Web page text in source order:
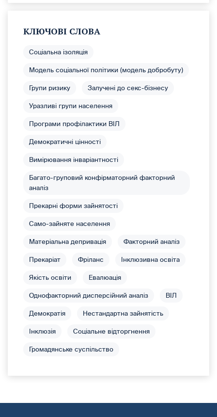
КЛЮЧОВІ СЛОВА
Соціальна ізоляція
Модель соціальної політики (модель добробуту)
Групи ризику Залучені до секс-бізнесу
Уразливі групи населення
Програми профілактики ВІЛ
Демократичні цінності
Вимірювання інваріантності
Багато-груповий конфірматорний факторний
аналіз
Прекарні форми зайнятості
Само-зайняте населення
Матеріальна депривація Факторний аналіз
Прекаріат Фріланс Інклюзивна освіта
Якість освіти Евалюація
Однофакторний дисперсійний аналіз ВІЛ
Демократія Нестандартна зайнятість
Інклюзія Соціальне відторгнення
Громадянське суспільство